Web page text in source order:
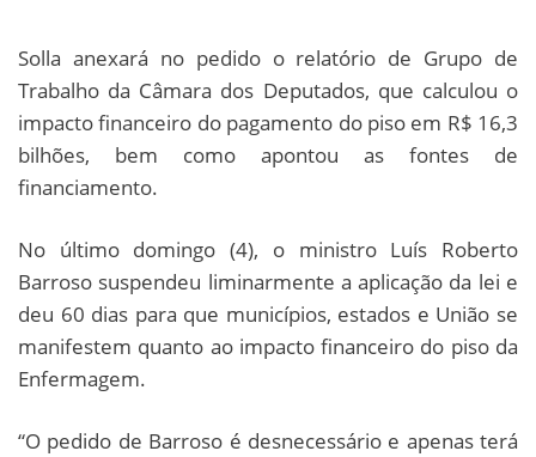
Solla anexará no pedido o relatório de Grupo de
Trabalho da Câmara dos Deputados, que calculou o
impacto financeiro do pagamento do piso em R$ 16,3
bilhões, bem como apontou as fontes de
financiamento.
No último domingo (4), o ministro Luís Roberto
Barroso suspendeu liminarmente a aplicação da lei e
deu 60 dias para que municípios, estados e União se
manifestem quanto ao impacto financeiro do piso da
Enfermagem.
“O pedido de Barroso é desnecessário e apenas terá